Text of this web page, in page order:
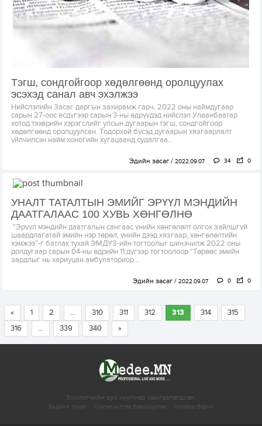
Тэгш, сондгойгоор хөдөлгөөнд оролцуулах
эсэхэд санал авч эхэлжээ
Нийслэлийн Засаг даргын захирамж гарч, 2022 оны наймдугаар
сарын 27-оос есдүгээр сарын 3-ны өдрүүдэд нийслэл Улаанбаатар
хотод тээврийн хэрэгслийг улсын дугаарын тэгш, сондгойгоор
хөдөлгөөнд оролцуулсан. Тодорхой бүсэд дугаарын хязгаарлалт
үйлчилсэн найм хоногийн хугацаанд судалгаа...
Эдийн засаг 2022.09.07 34 0
УНАЛТ ТАТАЛТЫН ЭМИЙГ ЭРҮҮЛ МЭНДИЙН
ДААТГАЛААС 100 ХУВЬ ХӨНГӨЛНӨ
“Эрүүл мэндийн даатгалын сангаас үнийн хөнгөлөлт олгох зайлшгүй
шаардлагатай эмийн нэр төрөл, үнийн дээд хязгаар, хөнгөлөлтийн
хэмжээ”-г батлах тухай ЭМДҮЗ-ийн тогтоолыг шинэчилж 2022 оны
долдугаар сарын 04-ны өдрийн 11 дүгээр тогтоолоор “Төрөөс эмийн
зардлыг нь хариуцан амбулаториор...
Эдийн засаг 2022.09.07 0 0
« 1 2 ... 310 311 312 313 314
315
316
... 339 340 »
Зохиогчийн эрх хуулиар хамгаалагдсан.
Бидний тухай Сурталчилгаа байршуулах Холбоо барих